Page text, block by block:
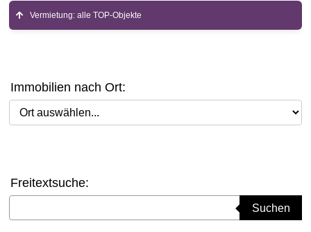
Vermietung: alle TOP-Objekte
Immobilien nach Ort:
Ort auswählen
Freitextsuche:
Suchen